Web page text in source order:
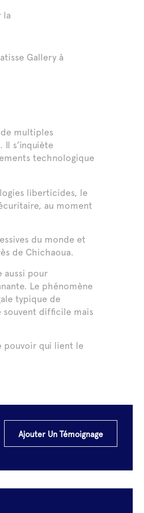
la
Gallery à
multiples
s’inquiète
technologique
liberticides, le
au moment
du monde et
de Chichaoua.
aussi pour
Le phénomène
typique de
souvent difficile mais
pouvoir qui lient le
Ajouter Un Témoignage